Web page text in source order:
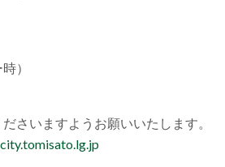
）
さいますようお願いいたします。